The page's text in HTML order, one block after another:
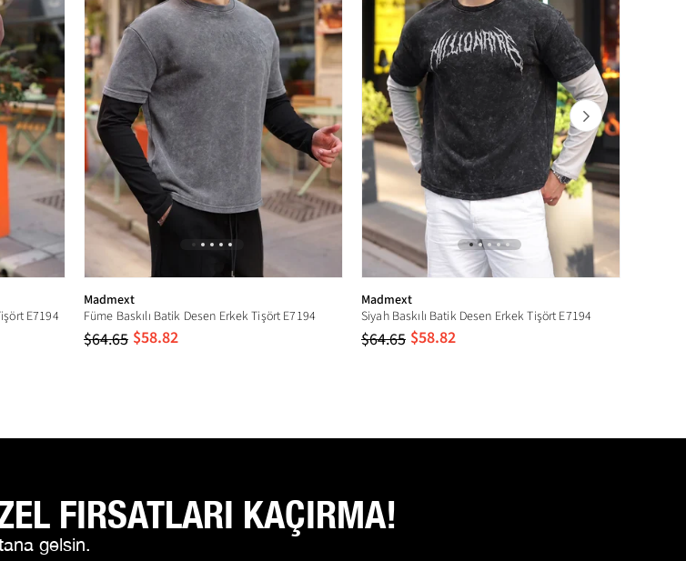
Ağartıcı kullanmayınız. Düşük sıcaklıkta ütüleyiniz. Kuru temizlemeye uygun değildir.
E7194
Madmext
Füme Baskılı Batik Desen Erkek Tişört E7194
$58.82
$64.65
Madmext
Siyah Baskılı Batik Desen Erkek Tişört E7194
$58.82
$64.65
FIRSATLARI KAÇIRMA!
gelsin.